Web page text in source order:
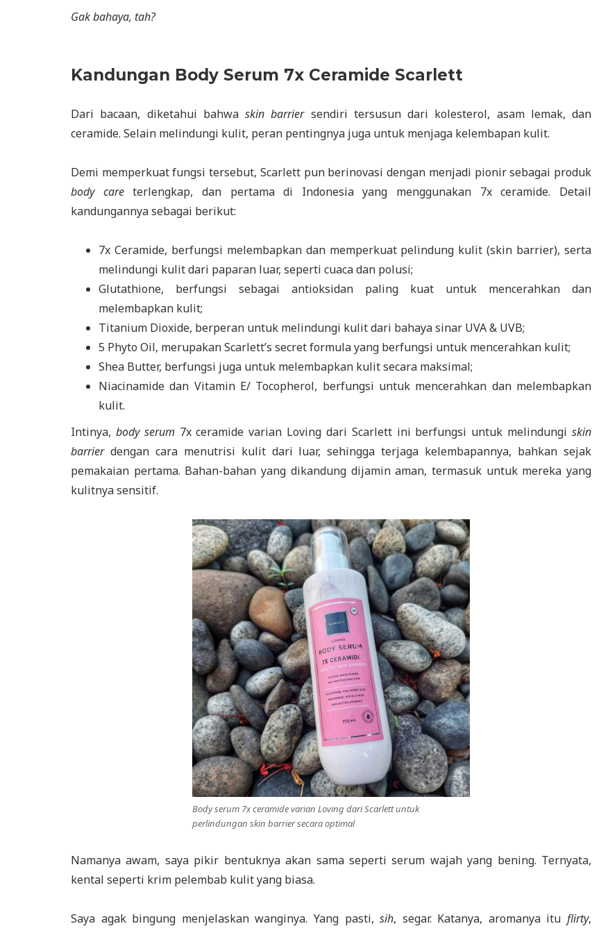
Gak bahaya, tah?
Kandungan Body Serum 7x Ceramide Scarlett
Dari bacaan, diketahui bahwa skin barriersendiri tersusun dari kolesterol, asam lemak, dan
ceramide. Selain melindungi kulit, peran pentingnya juga untuk menjaga kelembapan kulit.
Demi memperkuat fungsi tersebut, Scarlett pun berinovasi dengan menjadi pionir sebagai produk
body careterlengkap, dan pertama di Indonesia yang menggunakan 7x ceramide. Detail
kandungannya sebagai berikut:
7x Ceramide, berfungsi melembapkan dan memperkuat pelindung kulit (skin barrier), serta
melindungi kulit dari paparan luar, seperti cuaca dan polusi;
Glutathione, berfungsi sebagai antioksidan paling kuat untuk mencerahkan dan
melembapkan kulit;
Titanium Dioxide, berperan untuk melindungi kulit dari bahaya sinar UVA & UVB;
5 Phyto Oil, merupakan Scarlett’s secret formula yang berfungsi untuk mencerahkan kulit;
Shea Butter, berfungsi juga untuk melembapkan kulit secara maksimal;
Niacinamide dan Vitamin E/ Tocopherol, berfungsi untuk mencerahkan dan melembapkan
kulit.
Intinya, body serum 7x ceramide varian Loving dari Scarlett ini berfungsi untuk melindungiskin
barrierdengan cara menutrisi kulit dari luar, sehingga terjaga kelembapannya, bahkan sejak
pemakaian pertama. Bahan-bahan yang dikandung dijamin aman, termasuk untuk mereka yang
kulitnya sensitif.
Body serum 7x ceramide varian Loving dari Scarlett untuk
perlindungan skin barrier secara optimal
Namanya awam, saya pikir bentuknya akan sama seperti serum wajah yang bening. Ternyata,
kental seperti krim pelembab kulit yang biasa.
Saya agak bingung menjelaskan wanginya. Yang pasti,sih, segar. Katanya, aromanya ituflirty,